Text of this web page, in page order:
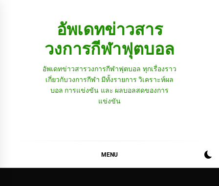
อัพเดทข่าวสาร
วงการกีฬาฟุตบอล
อัพเดทข่าวสารวงการกีฬาฟุตบอล ทุกเรื่องราว
เกี่ยวกับวงการกีฬา มีทั้งรายการ วิเคราะห์ผล
บอล การแข่งขัน และ ผลบอลสดของการ
แข่งขัน
MENU